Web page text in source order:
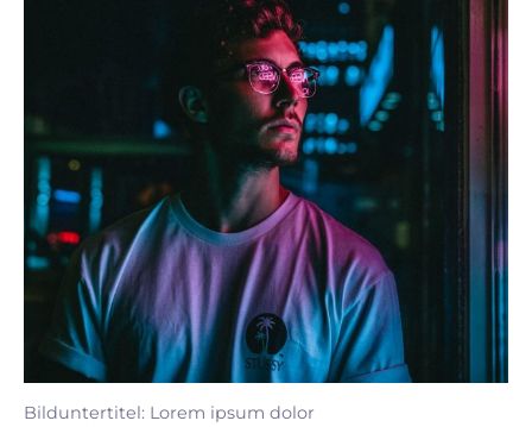
Bilduntertitel: Lorem ipsum dolor